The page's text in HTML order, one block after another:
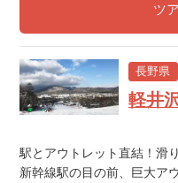
ツ
長野県
軽井
駅とアウトレット直結！滑
新幹線駅の目の前、巨大ア